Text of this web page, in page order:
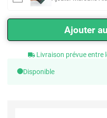
Ajouter
Livraison prévue entre
Disponible